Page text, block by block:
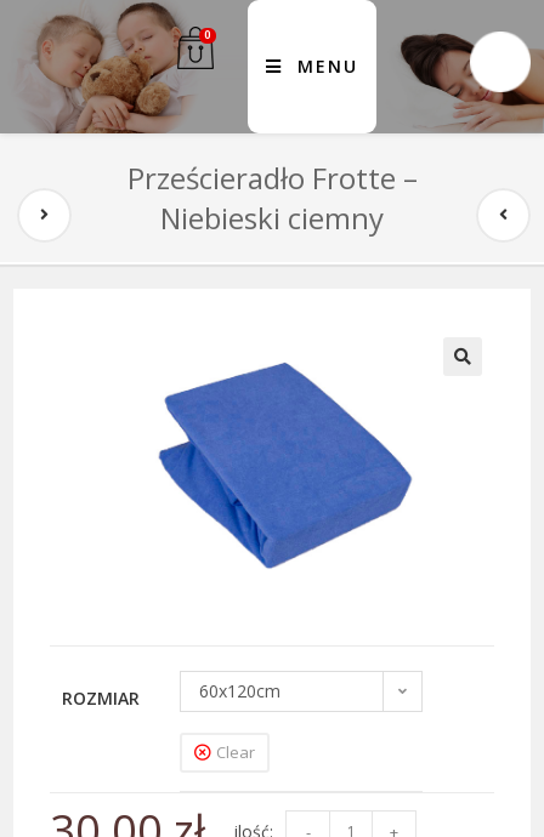
0
MENU
Prześcieradło Frotte –
Niebieski ciemny
ROZMIAR 60x120cm
Clear
- +